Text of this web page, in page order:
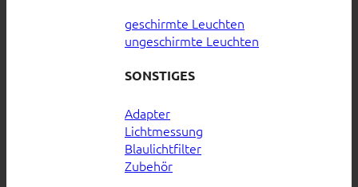
geschirmte Leuchten
ungeschirmte Leuchten
SONSTIGES
Adapter
Lichtmessung
Blaulichtfilter
Zubehör